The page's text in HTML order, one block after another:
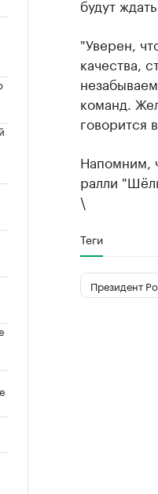
будут
"Уверен,
качества,
команд.
говорится
Напомним,
ралли
\
Теги
Президент